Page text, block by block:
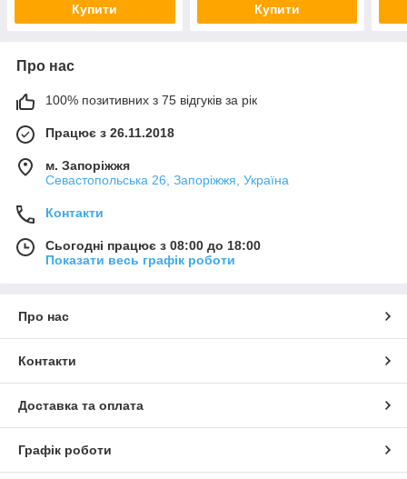
Купити Купити
Про нас
100% позитивних з 75 відгуків за рік
Працює з 26.11.2018
м. Запоріжжя
Севастопольська 26, Запоріжжя, Україна
Контакти
Сьогодні працює з 08:00 до 18:00
Показати весь графік роботи
Про нас
Контакти
Доставка та оплата
Графік роботи